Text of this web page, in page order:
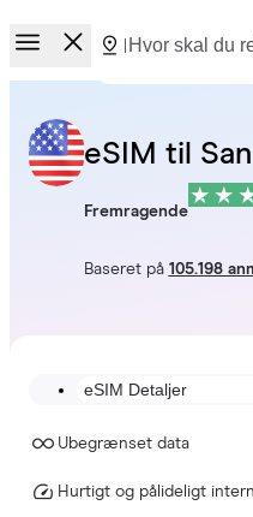
eSIM til
Fremragende
Baseret på 105.198
eSIM Detaljer
Ubegrænset data
Hurtigt og pålideligt